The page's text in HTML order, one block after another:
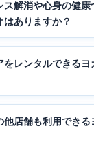
ス解消や心身の健康
ありますか？
をレンタルできるヨ
他店舗も利用できる